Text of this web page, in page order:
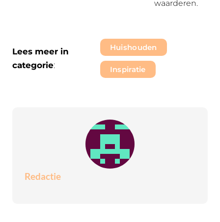
waarderen.
Lees meer in
categorie:
Huishouden
Inspiratie
Redactie